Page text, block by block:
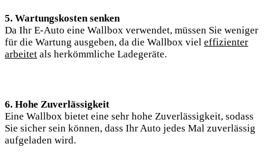
5. Wartungskosten senken
Da Ihr E-Auto eine Wallbox verwendet, müssen Sie weniger
für die Wartung ausgeben, da die Wallbox viel effizienter
arbeitet als herkömmliche Ladegeräte.
6. Hohe Zuverlässigkeit
Eine Wallbox bietet eine sehr hohe Zuverlässigkeit, sodass
Sie sicher sein können, dass Ihr Auto jedes Mal zuverlässig
aufgeladen wird.